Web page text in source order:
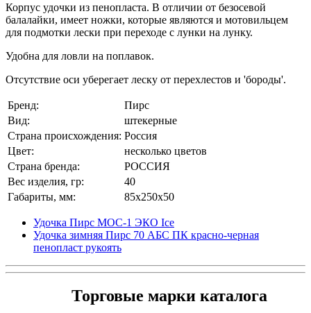
Корпус удочки из пенопласта. В отличии от безосевой
балалайки, имеет ножки, которые являются и мотовильцем
для подмотки лески при переходе с лунки на лунку.
Удобна для ловли на поплавок.
Отсутствие оси уберегает леску от перехлестов и 'бороды'.
Бренд:
Пирс
Вид:
штекерные
Страна происхождения: Россия
Цвет:
несколько цветов
Страна бренда:
РОССИЯ
Вес изделия, гр:
40
Габариты, мм:
85x250x50
Удочка Пирс МОС-1 ЭКО Ice
Удочка зимняя Пирс 70 АБС ПК красно-черная
пенопласт рукоять
Торговые марки каталога